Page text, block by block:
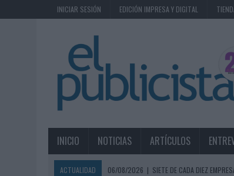
INICIAR SESIÓN EDICIÓN IMPRESA Y DIGITAL
INICIO NOTICIAS ARTÍCULOS
ACTUALIDAD 06/08/2026 | SIETE DE CADA DIEZ